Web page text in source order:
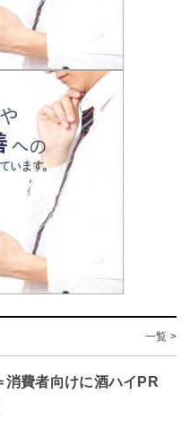
一覧 >
消費者向けに酒ハイPR